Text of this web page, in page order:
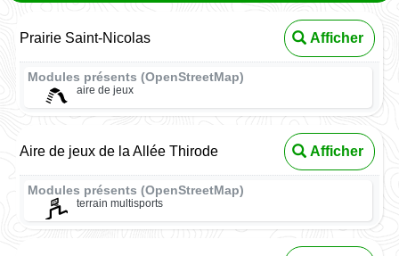
Prairie Saint-Nicolas Afficher
Modules présents (OpenStreetMap)
aire de jeux
Aire de jeux de la Allée Thirode Afficher
Modules présents (OpenStreetMap)
terrain multisports